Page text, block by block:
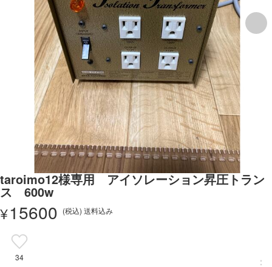
taroimo12様専用 アイソレーション昇圧トラン
ス 600w
¥15600 (税込) 送料込み
34